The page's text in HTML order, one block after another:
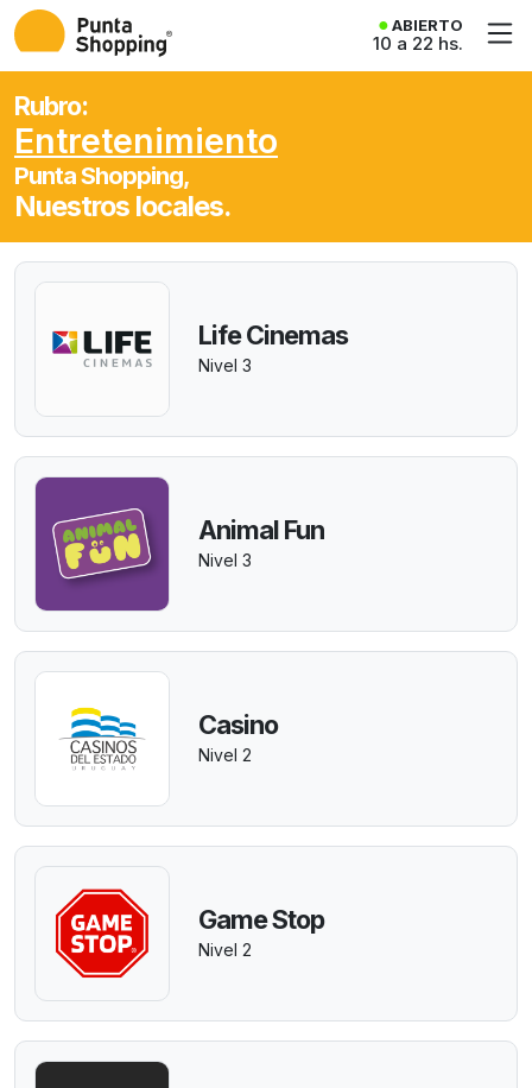
ABIERTO
10 a 22 hs.
Rubro:
Entretenimiento
Punta Shopping,
Nuestros locales.
Life Cinemas
Nivel 3
Animal Fun
Nivel 3
Casino
Nivel 2
Game Stop
Nivel 2